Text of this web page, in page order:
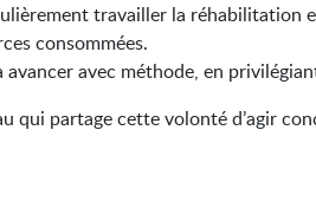
travailler la réhabilitation
consommées.
avec méthode, en
qui partage cette volonté d’agir